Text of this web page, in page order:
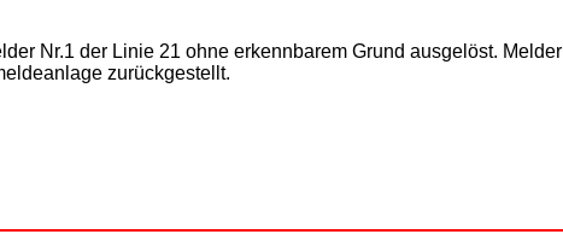
Nr.1 der Linie 21 ohne erkennbarem Grund ausgelöst. Melder
zurückgestellt.